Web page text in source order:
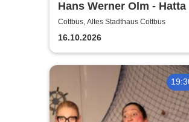
Hans Werner Olm - Hatta
Cottbus, Altes Stadthaus Cottbus
16.10.2026